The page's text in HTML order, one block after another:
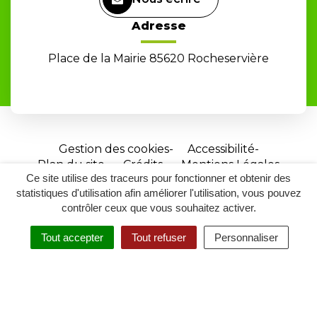
Ce site utilise des traceurs pour fonctionner et obtenir des
statistiques d'utilisation afin améliorer l'utilisation, vous pouvez
contrôler ceux que vous souhaitez activer.
Tout accepter Tout refuser Personnaliser
RECHERCHER
ACCESSIBILITÉ
Adresse
Place de la Mairie 85620 Rocheservière
Gestion des cookies
Accessibilité
Plan du site
Crédits
Mentions Légales
Site
réalisé
par
Inovagora